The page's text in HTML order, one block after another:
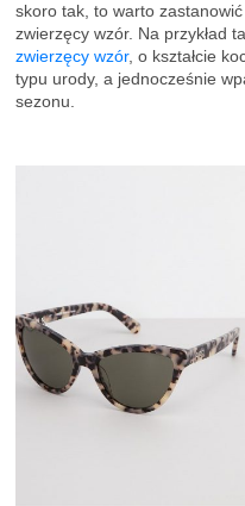
skoro tak, to warto
zwierzęcy wzór. Na przykład
zwierzęcy wzór, o kształcie
typu urody, a jednocześnie
sezonu.